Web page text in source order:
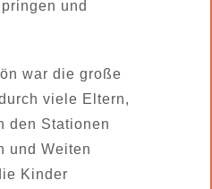
und
war die große
viele Eltern,
den Stationen
und Weiten
Kinder